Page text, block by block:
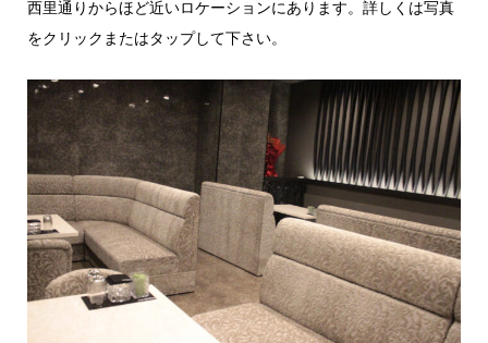
西里通りからほど近いロケーションにあります。詳しくは写真
をクリックまたはタップして下さい。